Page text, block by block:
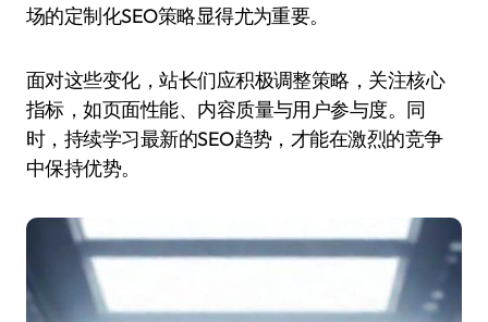
场的定制化SEO策略显得尤为重要。
面对这些变化，站长们应积极调整策略，关注核心
指标，如页面性能、内容质量与用户参与度。同
时，持续学习最新的SEO趋势，才能在激烈的竞争
中保持优势。